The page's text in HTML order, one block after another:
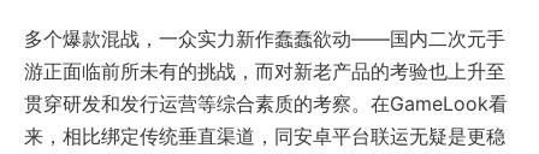
多个爆款混战，一众实力新作蠢蠢欲动——国内二次元手
游正面临前所未有的挑战，而对新老产品的考验也上升至
贯穿研发和发行运营等综合素质的考察。在GameLook看
来，相比绑定传统垂直渠道，同安卓平台联运无疑是更稳